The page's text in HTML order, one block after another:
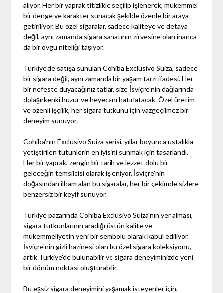
alıyor. Her bir yaprak titizlikle seçilip işlenerek, mükemmel
bir denge ve karakter sunacak şekilde özenle bir araya
getiriliyor. Bu özel sigaralar, sadece kaliteye ve detaya
değil, aynı zamanda sigara sanatının zirvesine olan inanca
da bir övgü niteliği taşıyor.
Türkiye'de satışa sunulan Cohiba Exclusivo Suiza, sadece
bir sigara değil, aynı zamanda bir yaşam tarzı ifadesi. Her
bir nefeste duyacağınız tatlar, size İsviçre'nin dağlarında
dolaşırkenki huzur ve heyecanı hatırlatacak. Özel üretim
ve özenli işçilik, her sigara tutkunu için vazgeçilmez bir
deneyim sunuyor.
Cohiba'nın Exclusivo Suiza serisi, yıllar boyunca ustalıkla
yetiştirilen tütünlerin en iyisini sunmak için tasarlandı.
Her bir yaprak, zengin bir tarih ve lezzet dolu bir
geleceğin temsilcisi olarak işleniyor. İsviçre'nin
doğasından ilham alan bu sigaralar, her bir çekimde sizlere
benzersiz bir keyif sunuyor.
Türkiye pazarında Cohiba Exclusivo Suiza'nın yer alması,
sigara tutkunlarının aradığı üstün kalite ve
mükemmeliyetin yeni bir sembolü olarak kabul ediliyor.
İsviçre'nin gizli hazinesi olan bu özel sigara koleksiyonu,
artık Türkiye'de bulunabilir ve sigara deneyiminizde yeni
bir dönüm noktası oluşturabilir.
Bu eşsiz sigara deneyimini yaşamak isteyenler için,